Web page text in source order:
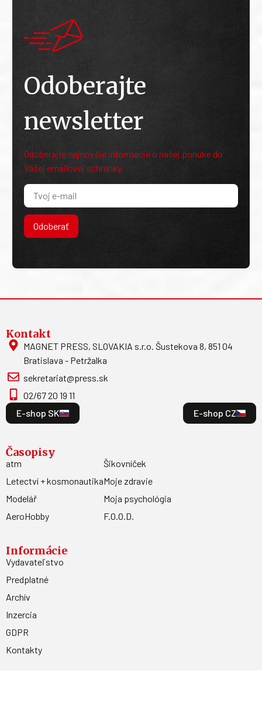
Odoberajte
newsletter
Odoberajte najnovšie informácie o našej ponuke do
Vašej emailovej schránky.
Odoberať
Kontakt
MAGNET PRESS, SLOVAKIA s.r.o. Šustekova 8, 851 04
Bratislava - Petržalka
sekretariat@press.sk
02/67 20 19 11
E-shop SK
E-shop CZ
Časopisy
atm
Letectví + kosmonautika
Modelář
AeroHobby
Šikovníček
Moje zdravie
Moja psychológia
F.O.O.D.
Informácie
Vydavateľstvo
Predplatné
Archív
Inzercia
GDPR
Kontakty